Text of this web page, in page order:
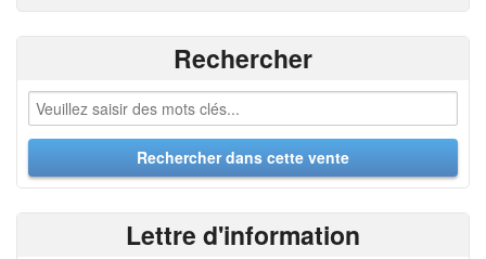
Rechercher
Lettre d'information